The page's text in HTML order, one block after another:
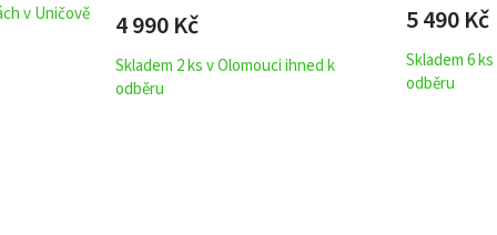
v Uničově 4 990Kč
Skladem 2 ks v Olomouci ihned k
odběru
5 490Kč
Skladem 6
odběru